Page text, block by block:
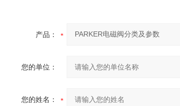
产品：
您的单位：
您的姓名：